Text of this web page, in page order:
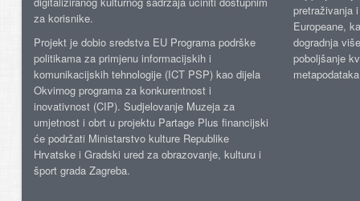
za korisnike.
Projekt je dobio sredstva EU Programa podrške
politikama za primjenu informacijskih i
komunikacijskih tehnologije (ICT PSP) kao dijela
Okvirnog programa za konkurentnost i
inovativnost (CIP). Sudjelovanje Muzeja za
umjetnost i obrt u projektu Partage Plus financijski
će podržati Ministarstvo kulture Republike
Hrvatske i Gradski ured za obrazovanje, kulturu i
šport grada Zagreba.
pretraživanja
Europeane,
dogradnja
poboljšanje